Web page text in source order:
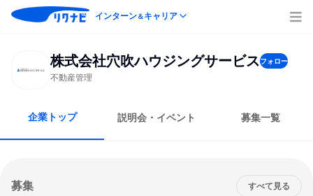
インターン＆キャリア
株式会社穴吹ハウジングサービスフォロー
不動産管理
企業トップ 説明会・イベント 募集一覧
募集 すべて見る